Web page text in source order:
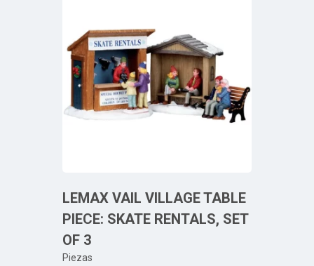
LEMAX VAIL VILLAGE TABLE
PIECE: SKATE RENTALS, SET
OF 3
Piezas